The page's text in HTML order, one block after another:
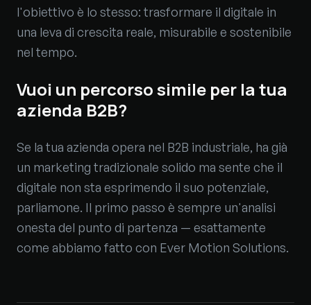
l'obiettivo è lo stesso: trasformare il digitale in
una leva di crescita reale, misurabile e sostenibile
nel tempo.
Vuoi un percorso simile per la tua
azienda B2B?
Se la tua azienda opera nel B2B industriale, ha già
un marketing tradizionale solido ma sente che il
digitale non sta esprimendo il suo potenziale,
parliamone. Il primo passo è sempre un'analisi
onesta del punto di partenza — esattamente
come abbiamo fatto con Ever Motion Solutions.